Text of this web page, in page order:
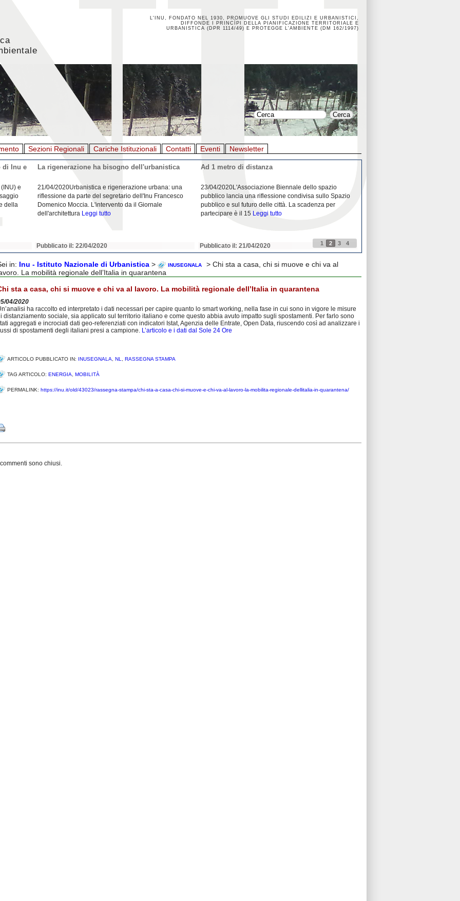
L'INU, FONDATO NEL 1930, PROMUOVE GLI STUDI EDILIZI E URBANISTICI,
DIFFONDE I PRINCÌPI DELLA PIANIFICAZIONE TERRITORIALE E
URBANISTICA (DPR 1114/49) E PROTEGGE L'AMBIENTE (DM 162/1997)
Sezioni Regionali Cariche Istituzionali Contatti Eventi Newsletter
di Inu e
e
della
La rigenerazione ha bisogno dell'urbanistica
21/04/2020Urbanistica e rigenerazione urbana: una
riflessione da parte del segretario dell'Inu Francesco
Domenico Moccia. L'intervento da il Giornale
dell'architettura Leggi tutto
Pubblicato il: 22/04/2020
Ad 1 metro di distanza
23/04/2020L'Associazione Biennale dello spazio
pubblico lancia una riflessione condivisa sullo Spazio
pubblico e sul futuro delle città. La scadenza per
partecipare è il 15 Leggi tutto
Pubblicato il: 21/04/2020 1 2 3 4
in: Inu - Istituto Nazionale di Urbanistica > INUSEGNALA
> Chi sta a casa, chi si muove e chi va al
La mobilità regionale dell’Italia in quarantena
sta a casa, chi si muove e chi va al lavoro. La mobilità regionale dell’Italia in quarantena
04/2020
ha raccolto ed interpretato i dati necessari per capire quanto lo smart working, nella fase in cui sono in vigore le misure
distanziamento sociale, sia applicato sul territorio italiano e come questo abbia avuto impatto sugli spostamenti. Per farlo sono
aggregati e incrociati dati geo-referenziati con indicatori Istat, Agenzia delle Entrate, Open Data, riuscendo così ad analizzare i
di spostamenti degli italiani presi a campione. L’articolo e i dati dal Sole 24 Ore
ARTICOLO PUBBLICATO IN: INUSEGNALA NL RASSEGNA STAMPA
TAG ARTICOLO: ENERGIA MOBILITÀ
PERMALINK: https://inu.it/old/43023/rassegna-stampa/chi-sta-a-casa-chi-si-muove-e-chi-va-al-lavoro-la-mobilita-regionale-dellitalia-in-quarantena/
sono chiusi.